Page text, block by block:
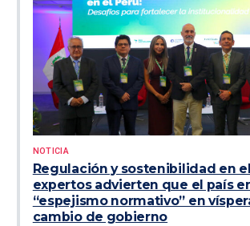
NOTICIA
Regulación y sostenibilidad en
expertos advierten que el país
“espejismo normativo” en
cambio de gobierno